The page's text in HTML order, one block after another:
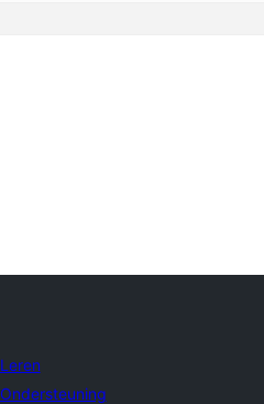
Leren
Ondersteuning